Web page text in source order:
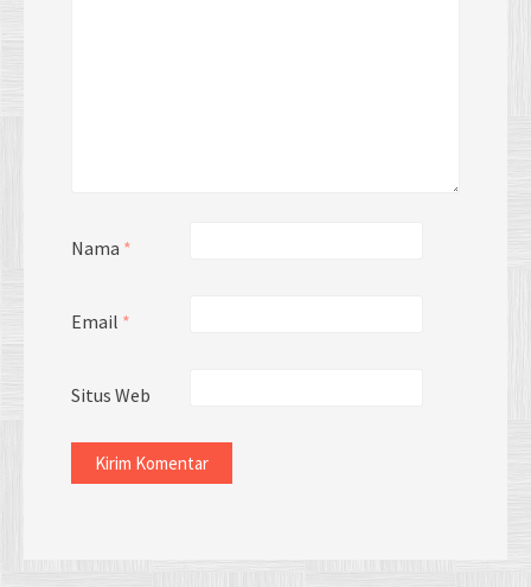
Nama *
Email *
Situs Web